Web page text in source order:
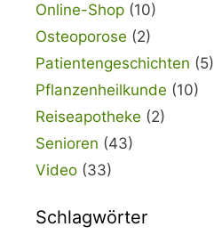
Online-Shop (10)
Osteoporose (2)
Patientengeschichten (5)
Pflanzenheilkunde (10)
Reiseapotheke (2)
Senioren (43)
Video (33)
Schlagwörter